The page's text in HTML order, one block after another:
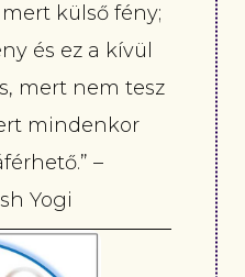
külső fény;
és ez a kívül
mert nem tesz
mindenkor
–
Yogi